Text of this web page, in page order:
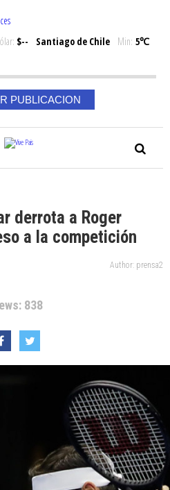
$-- Santiago de Chile Min: 5℃
PUBLICACION
derrota a Roger
a la competición
Author: prensa2
838